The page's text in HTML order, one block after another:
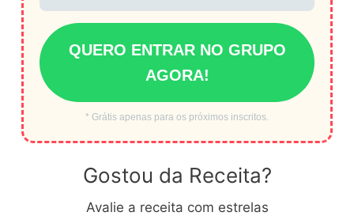
QUERO ENTRAR NO GRUPO
AGORA!
* Grátis apenas para os próximos inscritos.
Gostou da Receita?
Avalie a receita com estrelas